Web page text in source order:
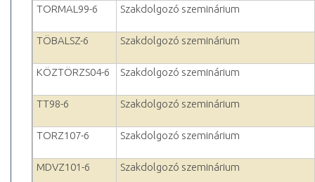
TORMAL99-6 Szakdolgozó szeminárium
TÖBALSZ-6 Szakdolgozó szeminárium
KÖZTÖRZS04-6 Szakdolgozó szeminárium
TT98-6 Szakdolgozó szeminárium
TORZ107-6 Szakdolgozó szeminárium
MDVZ101-6 Szakdolgozó szeminárium